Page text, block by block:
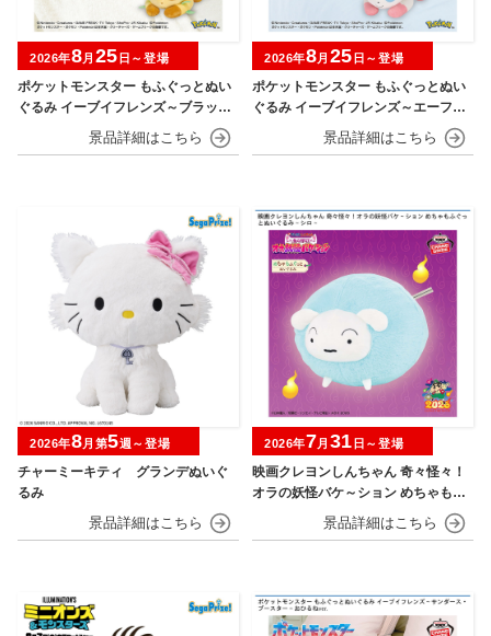
ポケットモンスター もふぐっとぬい
ぐるみ イーブイフレンズ～ブラッキ
ー・リーフィア～おひるねver.
2026年8月 25 日～登場
ポケットモンスター もふぐっとぬい
ぐるみ イーブイフレンズ～エーフ
ィ・ニンフィア～おひるねver.
2026年8月 25 日～登場
チャーミーキティ グランデぬいぐ
るみ
2026年8月第5週～登場
映画クレヨンしんちゃん 奇々怪々！
オラの妖怪バケ～ション めちゃもふ
ぐっとぬいぐるみ シロ
2026年7月 31 日～登場